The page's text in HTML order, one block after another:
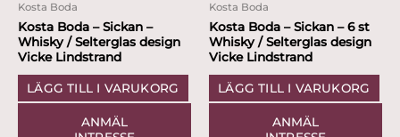
Kosta Boda
Kosta Boda – Sickan –
Whisky / Selterglas design
Vicke Lindstrand
LÄGG TILL I VARUKORG
ANMÄL
Kosta Boda
Kosta Boda – Sickan – 6 st
Whisky / Selterglas design
Vicke Lindstrand
LÄGG TILL I VARUKORG
ANMÄL